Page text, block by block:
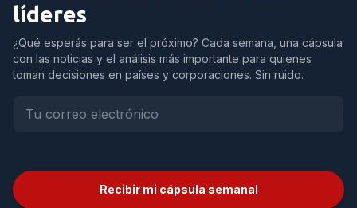
líderes
¿Qué esperás para ser el próximo? Cada semana, una cápsula
con las noticias y el análisis más importante para quienes
toman decisiones en países y corporaciones. Sin ruido.
Recibir mi cápsula semanal